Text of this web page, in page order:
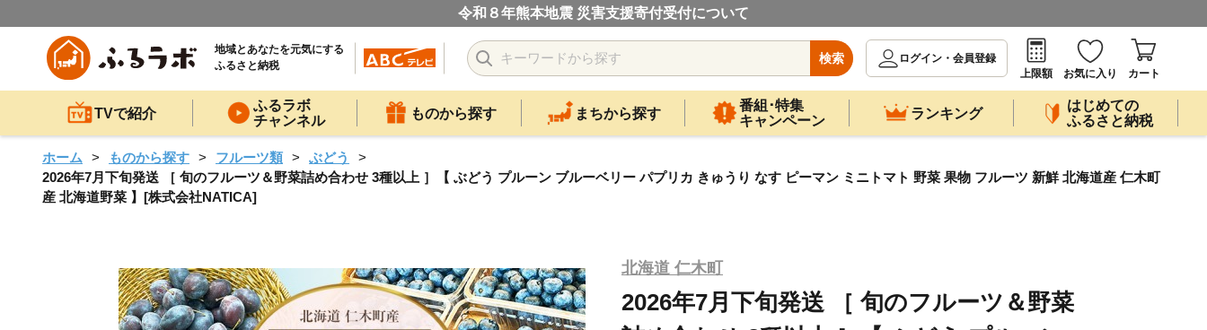
令和８年熊本地震 災害支援寄付受付について
地域とあなたを元気にする
ふるさと納税
検索
ログイン・会員登録
上限額
お気に入り カート
TVで紹介
ふるラボ
チャンネル
ものから探す まちから探す
番組･特集
キャンペーン
ランキング
はじめての
ふるさと納税
ホーム ものから探す フルーツ類
ぶどう
2026年7月下旬発送 ［ 旬のフルーツ＆野菜詰め合わせ 3種以上 ］【 ぶどう プルーン ブルーベリー パプリカ きゅうり なす ピーマン ミニトマト 野菜 果物 フルーツ 新鮮 北海道産 仁木町
産 北海道野菜 】[株式会社NATICA]
北海道 仁木町
2026年7月下旬発送 ［ 旬のフルーツ＆野菜